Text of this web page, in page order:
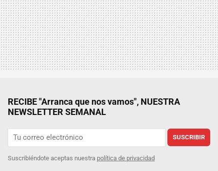
RECIBE "Arranca que nos vamos", NUESTRA
NEWSLETTER SEMANAL
SUSCRIBIR
Suscribiéndote aceptas nuestra política de privacidad